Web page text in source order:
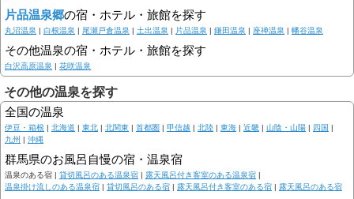
片品温泉郷の宿・ホテル・旅館を探す
丸沼温泉 | 白根温泉 | 尾瀬戸倉温泉 | 土出温泉 | 片品温泉 | 鎌田温泉 | 座禅温泉 | 幡谷温泉
その他温泉の宿・ホテル・旅館を探す
白沢高原温泉 | 花咲温泉
その他の温泉を探す
全国の温泉
伊豆・箱根 | 北海道 | 東北 | 北関東 | 首都圏 | 甲信越 | 北陸 | 東海 | 近畿 | 山陰・山陽 | 四国 |
九州 | 沖縄
群馬県のお風呂自慢の宿・温泉宿
温泉のある宿 | 貸切風呂のある温泉宿 | 露天風呂付き客室のある温泉宿 |
温泉掛け流しのある温泉宿 | 貸切風呂のある宿 | 露天風呂付き客室のある宿 | 露天風呂のある宿